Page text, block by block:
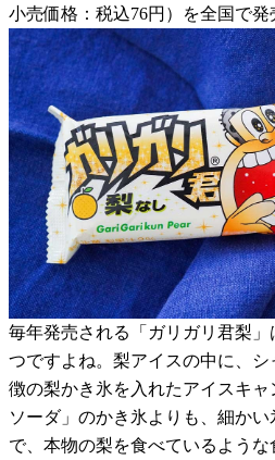
小売価格：税込76円）を全国で発
毎年発売される「ガリガリ君梨
つですよね。梨アイスの中に、
徴の梨かき氷を入れたアイスキ
ソーダ」のかき氷よりも、細か
で、本物の梨を食べているような